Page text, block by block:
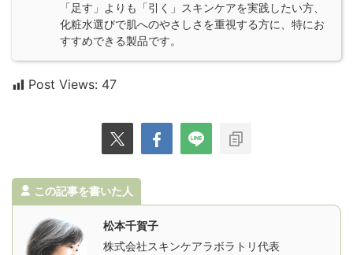
「足す」よりも「引く」スキンケアを実践したい方、
化粧水選びで肌へのやさしさを重視する方に、特にお
すすめできる製品です。
Post Views: 47
この記事を書いた人
松本千賀子
株式会社スキンケアラボラトリ代表